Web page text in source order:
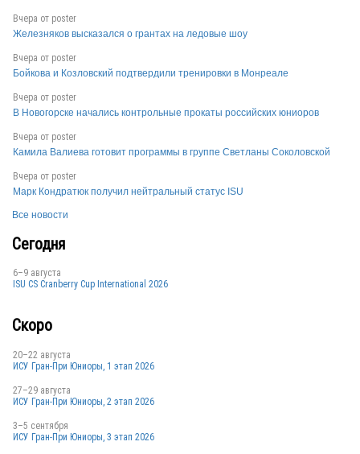
USA
USA
USA
Вчера от poster
Железняков высказался о грантах на ледовые шоу
Вчера от poster
Бойкова и Козловский подтвердили тренировки в Монреале
Вчера от poster
В Новогорске начались контрольные прокаты российских юниоров
Вчера от poster
Камила Валиева готовит программы в группе Светланы Соколовской
Вчера от poster
Марк Кондратюк получил нейтральный статус ISU
Все новости
Сегодня
6–9 августа
ISU CS Cranberry Cup International 2026
Скоро
20–22 августа
ИСУ Гран-При Юниоры, 1 этап 2026
27–29 августа
ИСУ Гран-При Юниоры, 2 этап 2026
3–5 сентября
ИСУ Гран-При Юниоры, 3 этап 2026